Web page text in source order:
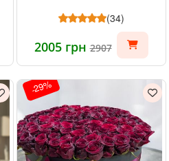
(34)
2005 грн2907
-29%